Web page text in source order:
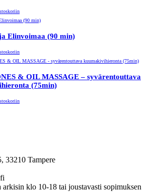
Elinvoimaa (90 min)
& OIL MASSAGE – syvärentouttava
(75min)
33210 Tampere
arkisin klo 10-18 tai joustavasti sopimuksen